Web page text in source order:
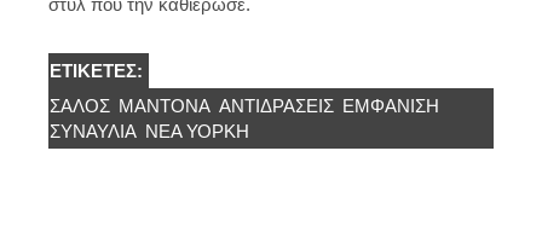
ΕΤΙΚΈΤΕΣ:
ΣΆΛΟΣ ΜΑΝΤΌΝΑ ΑΝΤΙΔΡΑΣΕΙΣ ΕΜΦΆΝΙΣΗ
ΣΥΝΑΥΛΊΑ ΝΈΑ ΥΌΡΚΗ